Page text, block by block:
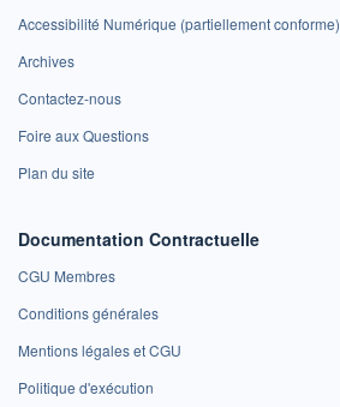
Accessibilité Numérique (partiellement conforme)
Archives
Contactez-nous
Foire aux Questions
Plan du site
Documentation Contractuelle
CGU Membres
Conditions générales
Mentions légales et CGU
Politique d'exécution